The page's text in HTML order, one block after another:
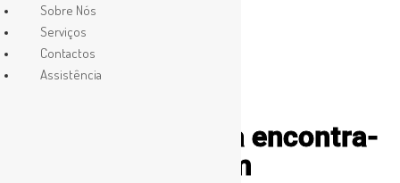
A nossa página encontra-
se em
Sobre Nós
Serviços
Contactos
Assistência